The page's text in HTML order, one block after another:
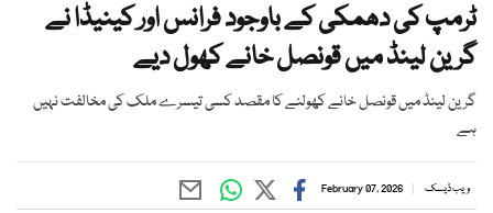
ٹرمپ کی دھمکی کے باوجود فرانس اور کینیڈا نے
گرین لینڈ میں قونصل خانے کھول دیے
گرین لینڈ میں قونصل خانے کھولنے کا مقصد کسی تیسرے ملک کی مخالفت نہیں
ہے
ویب ڈیسک February 07, 2026